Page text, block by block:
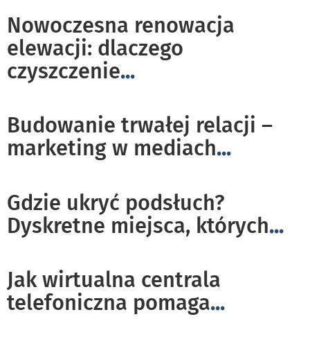
Nowoczesna renowacja
elewacji: dlaczego
czyszczenie...
Budowanie trwałej relacji –
marketing w mediach...
Gdzie ukryć podsłuch?
Dyskretne miejsca, których...
Jak wirtualna centrala
telefoniczna pomaga...